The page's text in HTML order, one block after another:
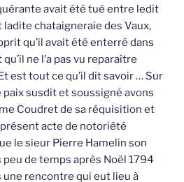
avait été tué entre ledit
chataigneraie des Vaux,
qu’il avait été enterré dans
ne l’a pas vu reparaître
est tout ce qu’il dit savoir … Sur
susdit et soussigné avons
Coudret de sa réquisition et
acte de notoriété
le sieur Pierre Hamelin son
peu de temps après Noël 1794
une rencontre qui eut lieu à